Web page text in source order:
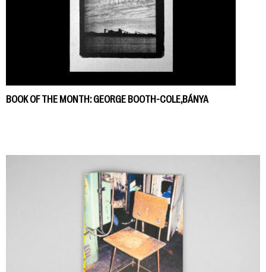
BOOK OF THE MONTH: GEORGE BOOTH-COLE,BÁNYA